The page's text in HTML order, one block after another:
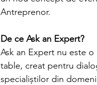
Antreprenor.
De ce Ask an Expert?
Ask an Expert nu este
table, creat pentru
specialiștilor din